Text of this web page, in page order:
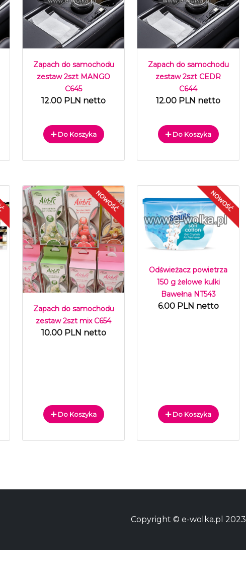
Zapach do samochodu
zestaw 2szt MANGO
C645
12.00 PLN netto
Do Koszyka
Zapach do samochodu
zestaw 2szt CEDR
C644
12.00 PLN netto
Do Koszyka
Zapach do samochodu
zestaw 2szt mix C654
10.00 PLN netto
Do Koszyka
Odświeżacz powietrza
150 g żelowe kulki
Bawełna NT543
6.00 PLN netto
Do Koszyka
Copyright © e-wolka.pl 2023